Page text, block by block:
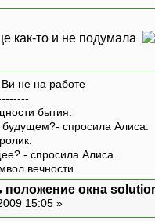
как-то и не подумала
не на работе
бытия:
спросила Алиса.
- спросила Алиса.
вечности.
положение окна
15:05 »